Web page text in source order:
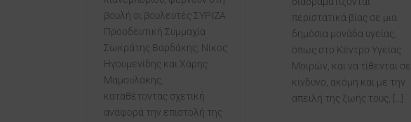
βουλή οι βουλευτές ΣΥΡΙΖΑ
Προοδευτική Συμμαχία
Σωκράτης Βαρδάκης, Νίκος
Ηγουμενίδης και Χάρης
Μαμουλάκης,
καταθέτοντας σχετική
αναφορά την επιστολή της
περιστατικά βίας σε μια
δημόσια μονάδα υγείας,
όπως στο Κέντρο Υγείας
Μοιρών, και να τίθενται σε
κίνδυνο, ακόμη και με την
απειλή της ζωής τους, [...]